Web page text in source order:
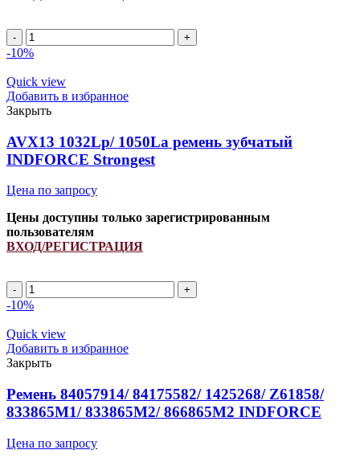
Ремень
667681.0/
INDFORCE
quantity
-10%
Quick view
Добавить в избранное
Закрыть
AVX13 1032Lp/ 1050La ремень зубчатый
INDFORCE Strongest
Цена по запросу
Цены доступны только зарегистрированным
пользователям
ВХОД/РЕГИСТРАЦИЯ
AVX13
1032Lp/
ремень
зубчатый
INDFORCE
Strongest
quantity
-10%
Quick view
Добавить в избранное
Закрыть
Ремень 84057914/ 84175582/ 1425268/ Z61858/
833865M1/ 833865M2/ 866865M2 INDFORCE
Цена по запросу